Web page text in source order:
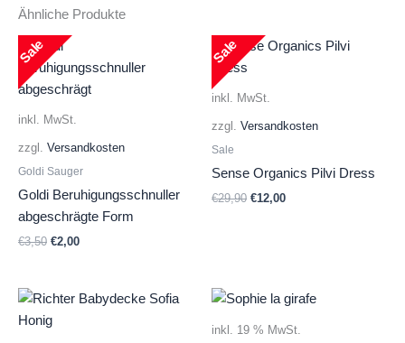
Ähnliche Produkte
inkl. MwSt.
zzgl. Versandkosten
Goldi Sauger
Goldi Beruhigungsschnuller
abgeschrägte Form
€3,50 Ursprünglicher
€2,00Aktueller
Sale
inkl. MwSt.
zzgl. Versandkosten
Sale
Sense Organics Pilvi Dress
€29,90 Ursprünglicher
€12,00Aktueller
Sale
inkl. 19 % MwSt.